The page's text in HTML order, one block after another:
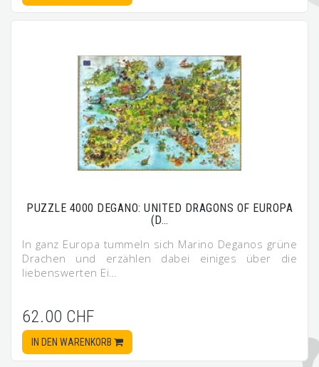
PUZZLE 4000 DEGANO: UNITED DRAGONS OF EUROPA
(D…
In ganz Europa tummeln sich Marino Deganos grüne
Drachen und erzählen dabei einiges über die
liebenswerten Ei…
62.00 CHF
IN DEN WARENKORB